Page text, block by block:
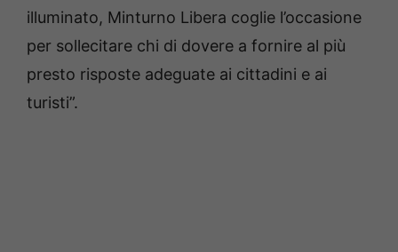
illuminato, Minturno Libera coglie l’occasione
per sollecitare chi di dovere a fornire al più
presto risposte adeguate ai cittadini e ai
turisti”.